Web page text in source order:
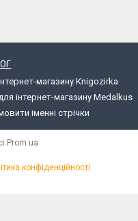
магазину Кnigozirka
інтернет-магазину Medalkus
іменні стрічки
Prom.ua
конфіденційності